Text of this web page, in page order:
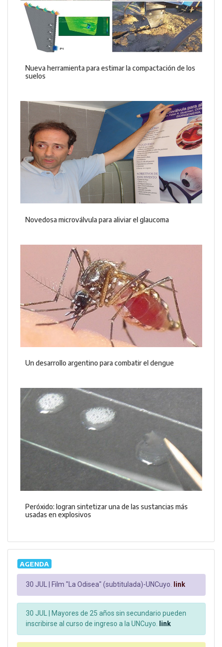
Nueva herramienta para estimar la compactación de los
suelos
Novedosa microválvula para aliviar el glaucoma
Un desarrollo argentino para combatir el dengue
Peróxido: logran sintetizar una de las sustancias más
usadas en explosivos
AGENDA
30 JUL | Film "La Odisea" (subtitulada)-UNCuyo. link
30 JUL |
Mayores de 25 años sin secundario pueden
inscribirse al curso de ingreso a la UNCuyo. link